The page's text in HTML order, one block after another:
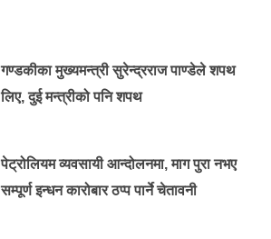
गण्डकीका मुख्यमन्त्री सुरेन्द्रराज पाण्डेले शपथ
लिए, दुई मन्त्रीको पनि शपथ
पेट्रोलियम व्यवसायी आन्दोलनमा, माग पुरा नभए
सम्पूर्ण इन्धन कारोबार ठप्प पार्ने चेतावनी